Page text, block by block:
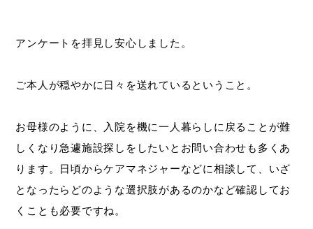
アンケートを拝見し安心しました。
ご本人が穏やかに日々を送れているということ。
お母様のように、入院を機に一人暮らしに戻ることが難
しくなり急遽施設探しをしたいとお問い合わせも多くあ
ります。日頃からケアマネジャーなどに相談して、いざ
となったらどのような選択肢があるのかなど確認してお
くことも必要ですね。